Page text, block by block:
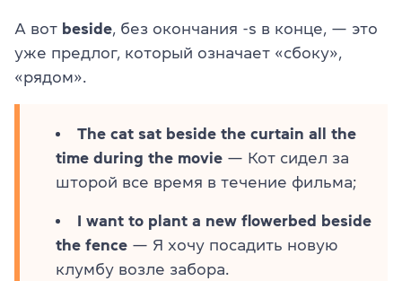
А вот beside, без окончания -s в конце, — это
уже предлог, который означает «сбоку»,
«рядом».
The cat sat beside the curtain all the
time during the movie — Кот сидел за
шторой все время в течение фильма;
I want to plant a new flowerbed beside
the fence — Я хочу посадить новую
клумбу возле забора.